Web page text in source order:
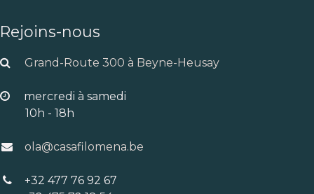
Rejoins-nous
Grand-Route 300 à Beyne-Heusay
mercredi à samedi
10h - 18h
ola@casafilomena.be
+32 477 76 92 67